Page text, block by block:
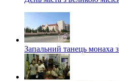
Запальний танець монаха